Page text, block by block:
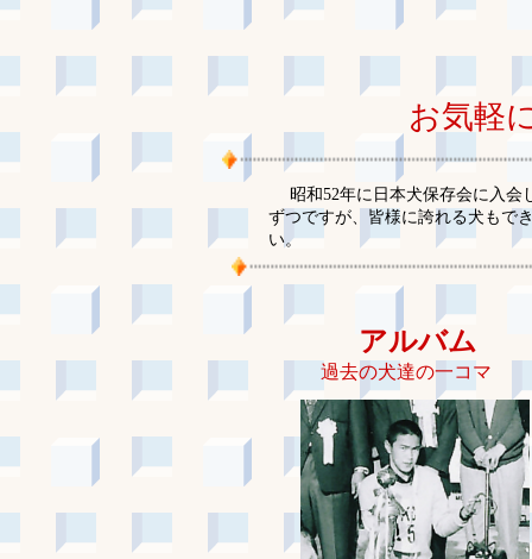
昭和52年に日本犬保存会に入
ずつですが、皆様に誇れる犬もで
い。
アルバム
過去の犬達の一コマ
お気軽